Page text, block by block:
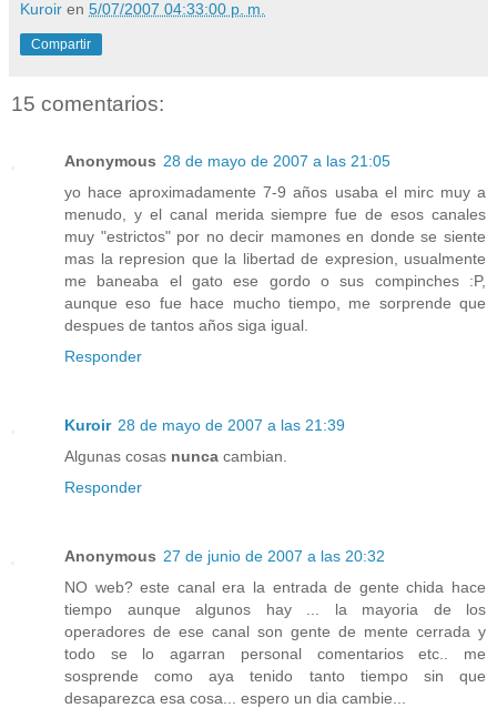
Kuroir en 5/07/2007 04:33:00 p. m.
Compartir
15 comentarios:
Anonymous 28 de mayo de 2007 a las 21:05
yo hace aproximadamente 7-9 años usaba el mirc muy a
menudo, y el canal merida siempre fue de esos canales
muy "estrictos" por no decir mamones en donde se siente
mas la represion que la libertad de expresion, usualmente
me baneaba el gato ese gordo o sus compinches :P,
aunque eso fue hace mucho tiempo, me sorprende que
despues de tantos años siga igual.
Responder
Kuroir 28 de mayo de 2007 a las 21:39
Algunas cosas nunca cambian.
Responder
Anonymous 27 de junio de 2007 a las 20:32
NO web? este canal era la entrada de gente chida hace
tiempo aunque algunos hay ... la mayoria de los
operadores de ese canal son gente de mente cerrada y
todo se lo agarran personal comentarios etc.. me
sosprende como aya tenido tanto tiempo sin que
desaparezca esa cosa... espero un dia cambie...